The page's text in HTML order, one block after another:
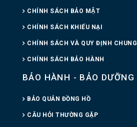
CHÍNH SÁCH BẢO MẬT
CHÍNH SÁCH KHIẾU NẠI
CHÍNH SÁCH VÀ QUY ĐỊNH CHUNG
CHÍNH SÁCH BẢO HÀNH
BẢO HÀNH - BẢO DƯỠNG
BẢO QUẢN ĐỒNG HỒ
CÂU HỎI THƯỜNG GẶP